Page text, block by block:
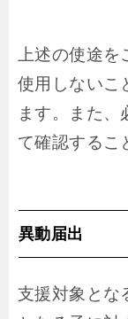
上述の使途
使用しないこ
ます。また、
て確認するこ
異動届出
支援対象とな